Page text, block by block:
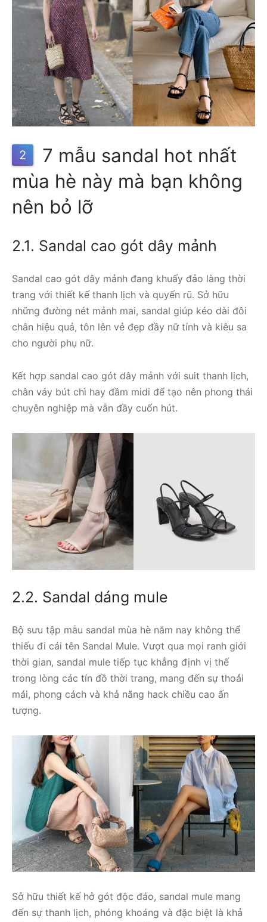
2
7 mẫu sandal hot nhất
mùa hè này mà bạn không
nên bỏ lỡ
2.1. Sandal cao gót dây mảnh
Sandal cao gót dây mảnh đang khuấy đảo làng thời
trang với thiết kế thanh lịch và quyến rũ. Sở hữu
những đường nét mảnh mai, sandal giúp kéo dài đôi
chân hiệu quả, tôn lên vẻ đẹp đầy nữ tính và kiêu sa
cho người phụ nữ.
Kết hợp sandal cao gót dây mảnh với suit thanh lịch,
chân váy bút chì hay đầm midi để tạo nên phong thái
chuyên nghiệp mà vẫn đầy cuốn hút.
2.2. Sandal dáng mule
Bộ sưu tập mẫu sandal mùa hè năm nay không thể
thiếu đi cái tên Sandal Mule. Vượt qua mọi ranh giới
thời gian, sandal mule tiếp tục khẳng định vị thế
trong lòng các tín đồ thời trang, mang đến sự thoải
mái, phong cách và khả năng hack chiều cao ấn
tượng.
Sở hữu thiết kế hở gót độc đáo, sandal mule mang
đến sự thanh lịch, phóng khoáng và đặc biệt là khả